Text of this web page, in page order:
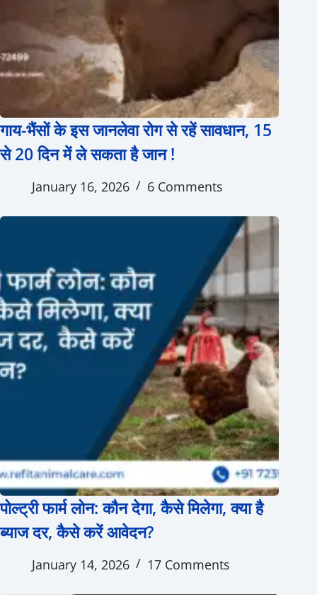
गाय-भैंसों के इस जानलेवा रोग से रहें सावधान, 15
से 20 दिन में ले सकता है जान !
January 16, 2026 6 Comments
पोल्ट्री फार्म लोन: कौन देगा, कैसे मिलेगा, क्या है
ब्याज दर, कैसे करें आवेदन?
January 14, 2026 17 Comments